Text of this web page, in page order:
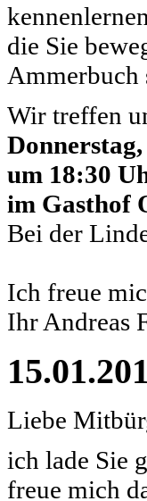
die Sie
Ammerbuch
Wir treffen
Donnerstag,
um 18:30
im Gasthof
Bei der
Ich freue
Ihr Andreas
Liebe
ich lade Sie
freue mich